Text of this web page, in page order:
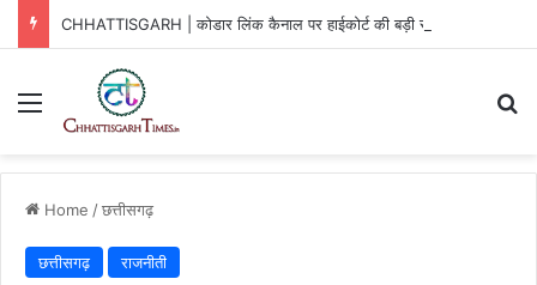
CHHATTISGARH | कोडार लिंक कैनाल पर हाईकोर्ट की बड़ी राहत
Menu
Home /छत्तीसगढ़
छत्तीसगढ़ राजनीती